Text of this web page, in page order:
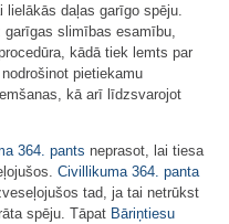
daļas garīgo spēju.
slimības esamību,
kādā tiek lemts par
pietiekamu
kā arī līdzsvarojot
364. pants neprasot, lai tiesa
Civillikuma 364. panta
tad, ja tai netrūkst
spēju. Tāpat Bāriņtiesu